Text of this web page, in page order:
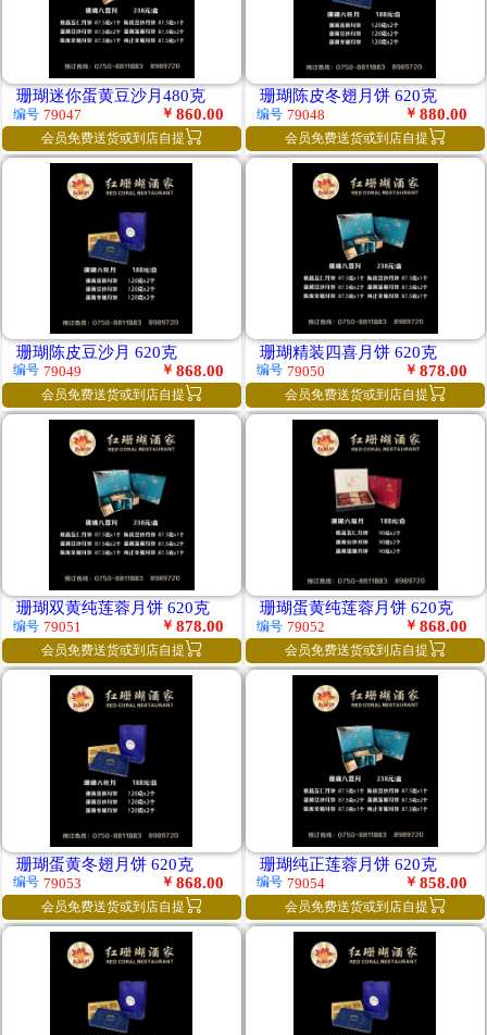
珊瑚迷你蛋黄豆沙月480克
编号 79047 ￥ 860.00
会员免费送货或到店自提 
珊瑚陈皮冬翅月饼 620克
编号 79048 ￥ 880.00
会员免费送货或到店自提 
珊瑚陈皮豆沙月 620克
编号 79049 ￥ 868.00
会员免费送货或到店自提 
珊瑚精装四喜月饼 620克
编号 79050 ￥ 878.00
会员免费送货或到店自提 
珊瑚双黄纯莲蓉月饼 620克
编号 79051 ￥ 878.00
会员免费送货或到店自提 
珊瑚蛋黄纯莲蓉月饼 620克
编号 79052 ￥ 868.00
会员免费送货或到店自提 
珊瑚蛋黄冬翅月饼 620克
编号 79053 ￥ 868.00
会员免费送货或到店自提 
珊瑚纯正莲蓉月饼 620克
编号 79054 ￥ 858.00
会员免费送货或到店自提 